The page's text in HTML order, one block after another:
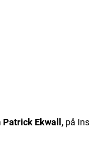
Patrick Ekwall, på